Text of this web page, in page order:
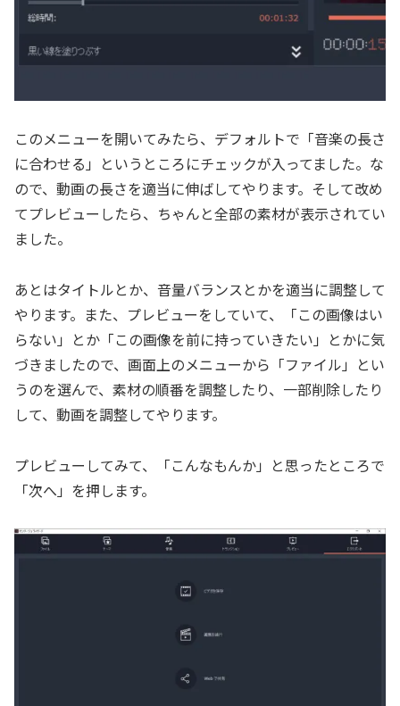
このメニューを開いてみたら、デフォルトで「音楽の長さ
に合わせる」というところにチェックが入ってました。な
ので、動画の長さを適当に伸ばしてやります。そして改め
てプレビューしたら、ちゃんと全部の素材が表示されてい
ました。
あとはタイトルとか、音量バランスとかを適当に調整して
やります。また、プレビューをしていて、「この画像はい
らない」とか「この画像を前に持っていきたい」とかに気
づきましたので、画面上のメニューから「ファイル」とい
うのを選んで、素材の順番を調整したり、一部削除したり
して、動画を調整してやります。
プレビューしてみて、「こんなもんか」と思ったところで
「次へ」を押します。